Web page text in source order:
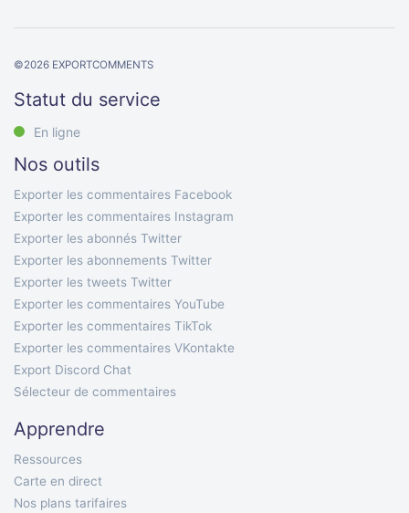
©2026 EXPORTCOMMENTS
Statut du service
En ligne
Nos outils
Exporter les commentaires Facebook
Exporter les commentaires Instagram
Exporter les abonnés Twitter
Exporter les abonnements Twitter
Exporter les tweets Twitter
Exporter les commentaires YouTube
Exporter les commentaires TikTok
Exporter les commentaires VKontakte
Export Discord Chat
Sélecteur de commentaires
Apprendre
Ressources
Carte en direct
Nos plans tarifaires